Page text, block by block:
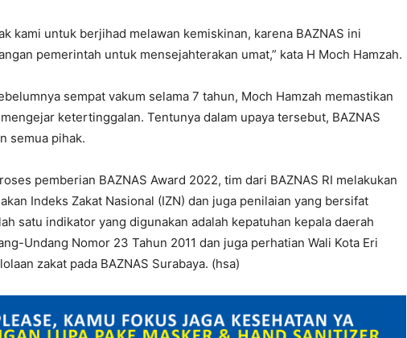
kami untuk berjihad melawan kemiskinan, karena BAZNAS ini
pemerintah untuk mensejahterakan umat,” kata H Moch Hamzah.
sempat vakum selama 7 tahun, Moch Hamzah memastikan
ketertinggalan. Tentunya dalam upaya tersebut, BAZNAS
semua pihak.
pemberian BAZNAS Award 2022, tim dari BAZNAS RI melakukan
Indeks Zakat Nasional (IZN) dan juga penilaian yang bersifat
satu indikator yang digunakan adalah kepatuhan kepala daerah
Undang Nomor 23 Tahun 2011 dan juga perhatian Wali Kota Eri
zakat pada BAZNAS Surabaya. (hsa)